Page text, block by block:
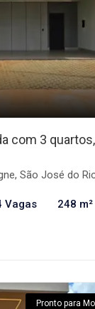
com 3 quartos,
José do Rio
Vagas 248 m²
Pronto para